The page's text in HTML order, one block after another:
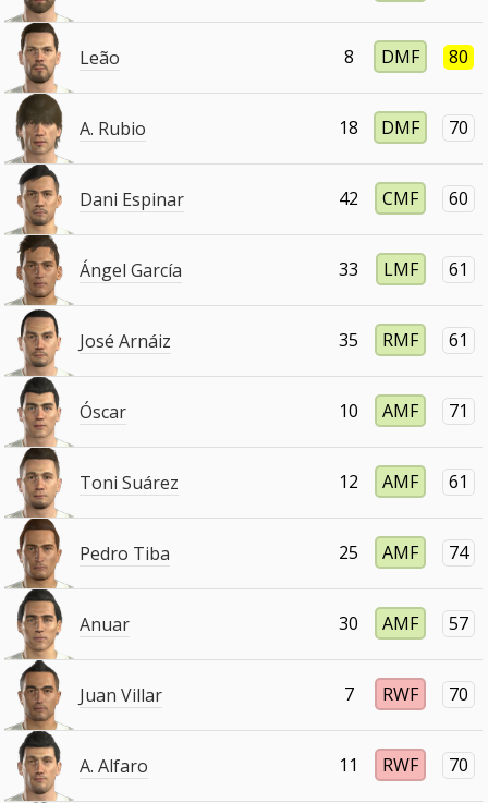
Leão 8 DMF 80
A. Rubio 18 DMF 70
Dani Espinar 42 CMF 60
Ángel García 33 LMF 61
José Arnáiz 35 RMF 61
Óscar 10 AMF 71
Toni Suárez 12 AMF 61
Pedro Tiba 25 AMF 74
Anuar 30 AMF 57
Juan Villar 7 RWF 70
A. Alfaro 11 RWF 70